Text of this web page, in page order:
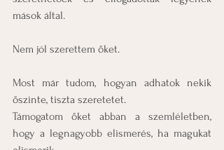
mások által.
Nem jól szerettem őket.
Most már tudom, hogyan adhatok nekik
őszinte, tiszta szeretetet.
Támogatom őket abban a szemléletben,
hogy a legnagyobb elismerés, ha magukat